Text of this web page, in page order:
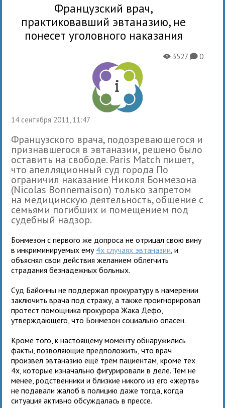
Французский врач,
практиковавший эвтаназию, не
понесет уголовного наказания
14 сентября 2011, 11:47
X3527K0
Французского врача, подозревающегося и
признавшегося в эвтаназии, решено было
оставить на свободе. Paris Match пишет,
что апелляционный суд города По
ограничил наказание Николя Бонмезона
(Nicolas Bonnemaison) только запретом
на медицинскую деятельность, общение с
семьями погибших и помещением под
судебный надзор.
Бонмезон с первого же допроса не отрицал свою вину
в инкриминируемых ему 4х случаях эвтаназии , и
объяснял свои действия желанием облегчить
страдания безнадежных больных.
Суд Байонны не поддержал прокуратуру в намерении
заключить врача под стражу, а также проигнорировал
протест помощника прокурора Жака Дефо,
утверждающего, что Бонмезон социально опасен.
Кроме того, к настоящему моменту обнаружились
факты, позволяющие предположить, что врач
произвел эвтаназию ещё трём пациентам, кроме тех
4х, которые изначально фигурировали в деле. Тем не
менее, родственники и близкие никого из его «жертв»
не подавали жалоб в полицию даже тогда, когда
ситуация активно обсуждалась в прессе.